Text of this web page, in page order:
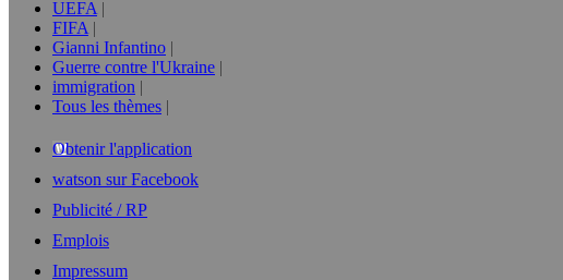
UEFA
FIFA
Gianni Infantino
Guerre contre l'Ukraine
immigration
Tous les thèmes
Obtenir l'application
watson sur Facebook
Publicité / RP
Emplois
Impressum